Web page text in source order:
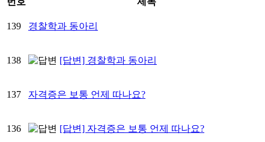
139 경찰학과 동아리
138 [답변] 경찰학과 동아리
137 자격증은 보통 언제 따나요?
136 [답변] 자격증은 보통 언제 따나요?